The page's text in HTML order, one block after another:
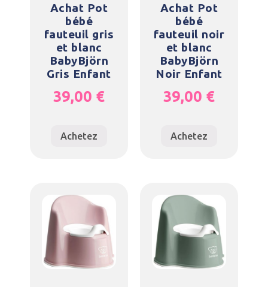
Achat Pot
bébé
fauteuil gris
et blanc
BabyBjörn
Gris Enfant
39,00 €
Achetez
Achat Pot
bébé
fauteuil noir
et blanc
BabyBjörn
Noir Enfant
39,00 €
Achetez